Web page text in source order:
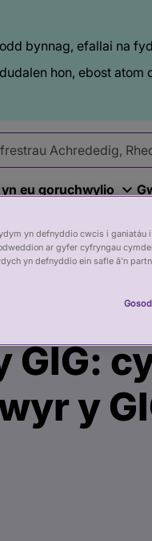
bynnag, efallai na
hon, ebost atom
eu goruchwylio
y DU ar Arwain
GIG:
y
yn defnyddio cwcis i ganiatáu
ar gyfer cyfryngau
yn defnyddio ein safle â’n